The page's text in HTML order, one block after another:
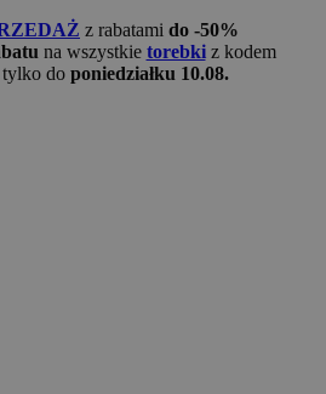
z rabatami do -50%
na wszystkie torebkiz kodem
do poniedziałku 10.08.